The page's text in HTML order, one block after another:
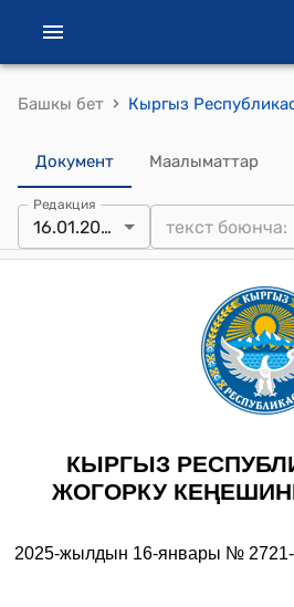
Башкы бет ›
Документ Маалыматтар
Редакция
16.01.2025